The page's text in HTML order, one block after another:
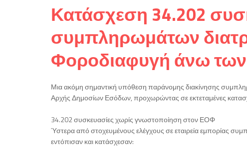
Κατάσχεση 34.202
συμπληρωμάτων
Φοροδιαφυγή άνω
Μια ακόμη σημαντική υπόθεση παράνομης διακίνησης
Αρχής Δημοσίων Εσόδων, προχωρώντας σε εκτεταμένες
34.202 συσκευασίες χωρίς γνωστοποίηση στον ΕΟΦ
Ύστερα από στοχευμένους ελέγχους σε εταιρεία εμπορίας
εντόπισαν και κατάσχεσαν: